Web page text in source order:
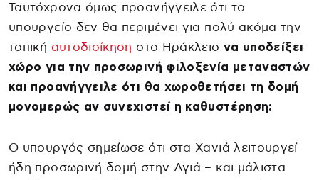
Ταυτόχρονα όμως προανήγγειλε ότι το
υπουργείο δεν θα περιμένει για πολύ ακόμα την
τοπική αυτοδιοίκηση στο Ηράκλειο να υποδείξει
χώρο για την προσωρινή φιλοξενία μεταναστών
και προανήγγειλε ότι θα χωροθετήσει τη δομή
μονομερώς αν συνεχιστεί η καθυστέρηση:
Ο υπουργός σημείωσε ότι στα Χανιά λειτουργεί
ήδη προσωρινή δομή στην Αγιά – και μάλιστα